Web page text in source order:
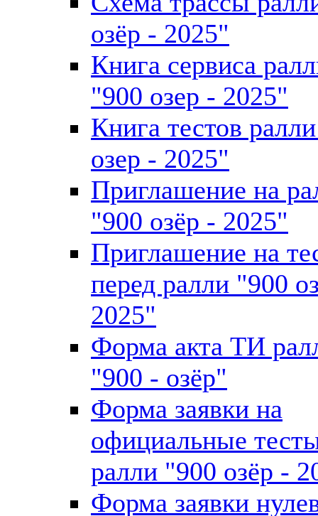
озёр - 2025"
Книга сервиса
"900 озер - 2025"
Книга тестов
озер - 2025"
Приглашение на
"900 озёр - 2025"
Приглашение на
перед ралли "900
2025"
Форма акта ТИ
"900 - озёр"
Форма заявки на
официальные
ралли "900 озёр -
Форма заявки